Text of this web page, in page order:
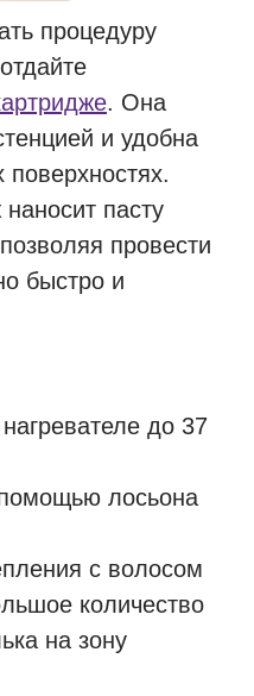
процедуру
. Она
и удобна
пасту
провести
быстро и
до 37
лосьона
с волосом
количество
на зону